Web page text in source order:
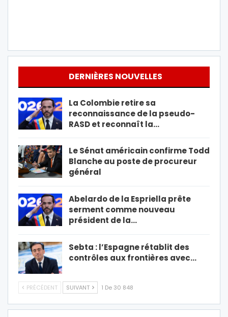
DERNIÈRES NOUVELLES
La Colombie retire sa
reconnaissance de la pseudo-
RASD et reconnaît la…
Le Sénat américain confirme Todd
Blanche au poste de procureur
général
Abelardo de la Espriella prête
serment comme nouveau
président de la…
Sebta : l’Espagne rétablit des
contrôles aux frontières avec…
PRÉCÉDENT SUIVANT 1 De 30 848